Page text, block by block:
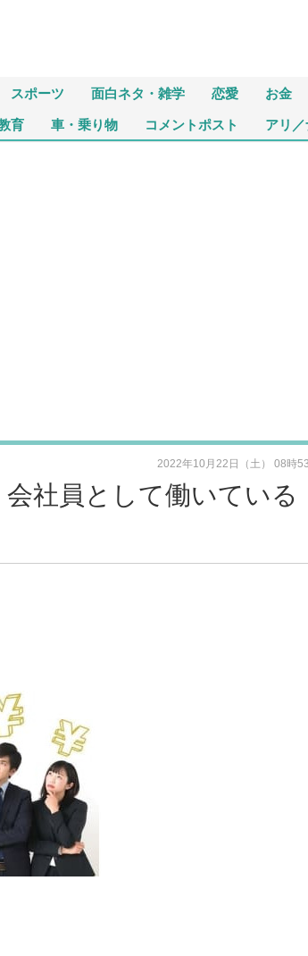
スポーツ 面白ネタ・雑学 恋愛 お金
育 車・乗り物 コメントポスト アリ
社員として働いている
2022年10月22日（土） 08時